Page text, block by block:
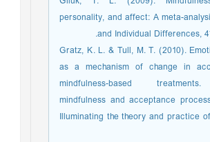
personality, and affect: A meta-
and Individual Differences,
Gratz, K. L. & Tull, M. T. (2010).
as a mechanism of change in
mindfulness-based
mindfulness and acceptance
Illuminating the theory and practice